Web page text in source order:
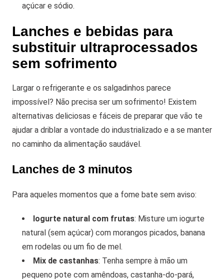
açúcar e sódio.
Lanches e bebidas para
substituir ultraprocessados
sem sofrimento
Largar o refrigerante e os salgadinhos parece
impossível? Não precisa ser um sofrimento! Existem
alternativas deliciosas e fáceis de preparar que vão te
ajudar a driblar a vontade do industrializado e a se manter
no caminho da alimentação saudável.
Lanches de 3 minutos
Para aqueles momentos que a fome bate sem aviso:
Iogurte natural com frutas: Misture um iogurte
natural (sem açúcar) com morangos picados, banana
em rodelas ou um fio de mel.
Mix de castanhas: Tenha sempre à mão um
pequeno pote com amêndoas, castanha-do-pará,